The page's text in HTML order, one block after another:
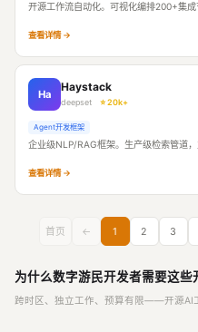
开源工作流自动化。可视化编排200+集成
查看详情 →
Ha
Haystack
deepset ⭐ 20k+
Agent开发框架
企业级NLP/RAG框架。生产级检索管道
查看详情 →
首页 ← 1 2 3
为什么数字游民开发者需要这些
跨时区、独立工作、预算有限——开源AI